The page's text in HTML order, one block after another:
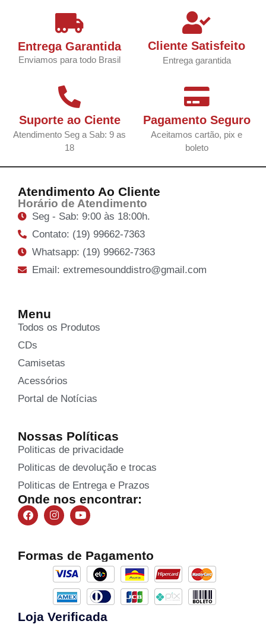
Entrega Garantida
Enviamos para todo Brasil
Cliente Satisfeito
Entrega garantida
Suporte ao Ciente
Atendimento Seg a Sab: 9 as
18
Pagamento Seguro
Aceitamos cartão, pix e
boleto
Atendimento Ao Cliente
Horário de Atendimento
Seg - Sab: 9:00 às 18:00h.
Contato: (19) 99662-7363
Whatsapp: (19) 99662-7363
Email: extremesounddistro@gmail.com
Menu
Todos os Produtos
CDs
Camisetas
Acessórios
Portal de Notícias
Nossas Políticas
Politicas de privacidade
Politicas de devolução e trocas
Politicas de Entrega e Prazos
Onde nos encontrar:
Formas de Pagamento
Loja Verificada